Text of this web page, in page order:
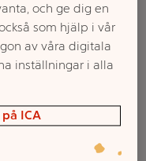
och ge dig en
som hjälp i vår
av våra digitala
inställningar i alla
ICA